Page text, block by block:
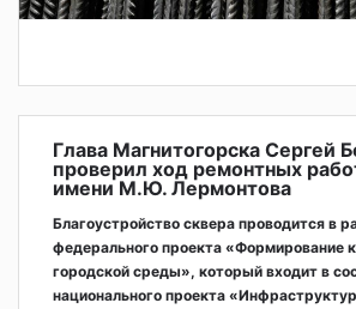
Глава Магнитогорска Сергей
проверил ход ремонтных
имени М.Ю. Лермонтова
Благоустройство сквера проводится в
федерального проекта «Формирование
городской среды», который входит в
национального проекта